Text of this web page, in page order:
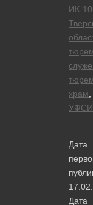
ИК-10
храм,
Дата
Дата